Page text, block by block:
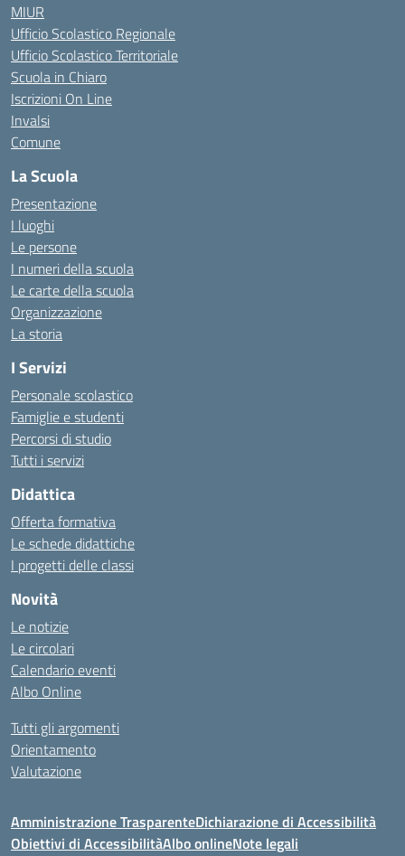
MIUR
Ufficio Scolastico Regionale
Ufficio Scolastico Territoriale
Scuola in Chiaro
Iscrizioni On Line
Invalsi
Comune
La Scuola
Presentazione
I luoghi
Le persone
I numeri della scuola
Le carte della scuola
Organizzazione
La storia
I Servizi
Personale scolastico
Famiglie e studenti
Percorsi di studio
Tutti i servizi
Didattica
Offerta formativa
Le schede didattiche
I progetti delle classi
Novità
Le notizie
Le circolari
Calendario eventi
Albo Online
Tutti gli argomenti
Orientamento
Valutazione
Amministrazione TrasparenteDichiarazione di Accessibilità
Obiettivi di AccessibilitàAlbo onlineNote legali